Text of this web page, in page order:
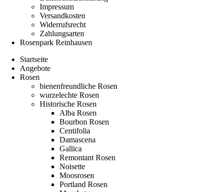
Impressum
Versandkosten
Widerrufsrecht
Zahlungsarten
Rosenpark Reinhausen
Startseite
Angebote
Rosen
bienenfreundliche Rosen
wurzelechte Rosen
Historische Rosen
Alba Rosen
Bourbon Rosen
Centifolia
Damascena
Gallica
Remontant Rosen
Noisette
Moosrosen
Portland Rosen